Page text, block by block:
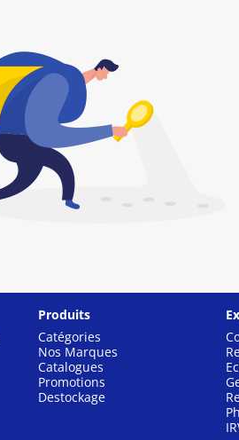
Produits
Catégories
Nos Marques
Catalogues
Promotions
Destockage